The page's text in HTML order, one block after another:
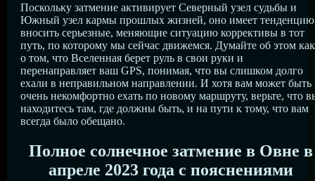
Поскольку затмение активирует Северный узел судьбы и
Южный узел кармы прошлых жизней, оно имеет тенденцию
вносить серьезные, меняющие ситуацию коррективы в тот
путь, по которому мы сейчас движемся. Думайте об этом как
о том, что Вселенная берет руль в свои руки и
перенаправляет ваш GPS, понимая, что вы слишком долго
ехали в неправильном направлении. И хотя вам может быть
очень некомфортно ехать по новому маршруту, верьте, что
находитесь там, где должны быть, и на пути к тому, что вам
всегда было обещано.
Полное солнечное затмение в Овне в
апреле 2023 года с пояснениями